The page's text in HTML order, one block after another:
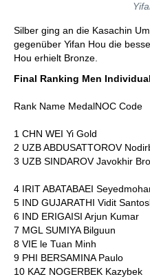
Silber ging an die Kasachin
gegenüber Yifan Hou die
Hou erhielt Bronze.
Final Ranking Men Individual
Rank Name MedalNOC Code
1 CHN WEI Yi Gold
2 UZB ABDUSATTOROV
3 UZB SINDAROV Javokhir
4 IRIT ABATABAEI
5 IND GUJARATHI Vidit
6 IND ERIGAISI Arjun Kumar
7 MGL SUMIYA Bilguun
8 VIE le Tuan Minh
9 PHI BERSAMINA Paulo
10 KAZ NOGERBEK Kazybek